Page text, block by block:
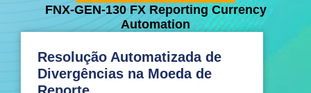
FNX-GEN-130 FX Reporting Currency
Automation
Resolução Automatizada de
Divergências na Moeda de